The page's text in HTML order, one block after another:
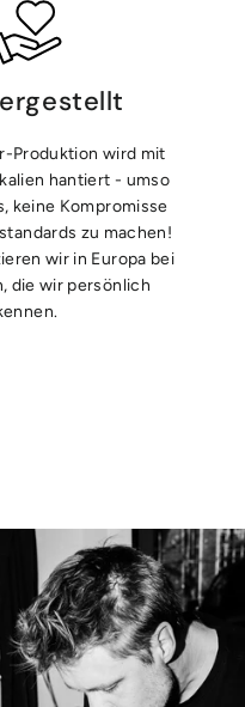
Produktion wird mit
hantiert - umso
keine Kompromisse
zu machen!
wir in Europa bei
die wir persönlich